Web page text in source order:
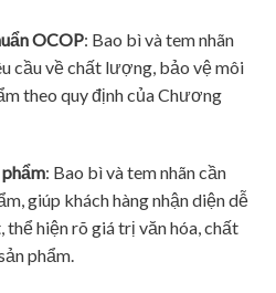
OCOP: Bao bì và tem nhãn
cầu về chất lượng, bảo vệ môi
theo quy định của Chương
: Bao bì và tem nhãn cần
giúp khách hàng nhận diện dễ
hiện rõ giá trị văn hóa, chất
phẩm.